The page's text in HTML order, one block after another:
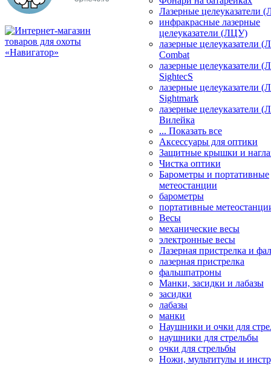
Лазерные целеуказатели
инфракрасные лазерные
целеуказатели (ЛЦУ)
лазерные целеуказатели
Combat
лазерные целеуказатели
SightecS
лазерные целеуказатели
Sightmark
лазерные целеуказатели
Вилейка
... Показать все
Аксессуары для оптики
Защитные крышки и
Чистка оптики
Барометры и портативные
метеостанции
барометры
портативные
Весы
механические весы
электронные весы
Лазерная пристрелка и
лазерная пристрелка
фальшпатроны
Манки, засидки и лабазы
засидки
лабазы
манки
Наушники и очки для
наушники для стрельбы
очки для стрельбы
Ножи, мультитулы и